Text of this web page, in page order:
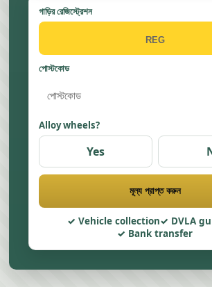
গাড়ির রেজিস্ট্রেশন
পোস্টকোড
Alloy wheels?
Yes
মূল্য প্রাপ্ত করুন
Vehicle collection
DVLA
Bank transfer